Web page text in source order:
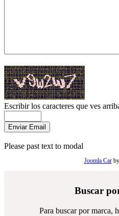
Escribir los caracteres que ves
Please past text to modal
Joomla Carby
Buscar
Para buscar por marca,